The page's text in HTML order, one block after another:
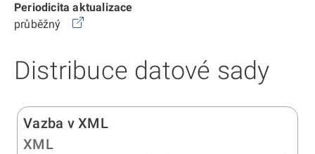
Periodicita aktualizace
průběžný
Distribuce datové sady
Vazba v XML
XML